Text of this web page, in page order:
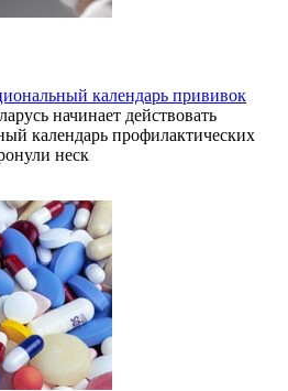
календарь прививок
начинает действовать
календарь профилактических
неск